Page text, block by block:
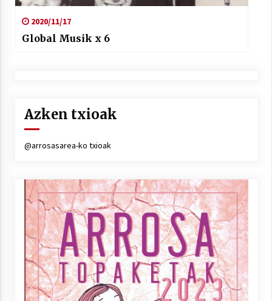
2020/11/17
Global Musik x 6
Azken txioak
@arrosasarea-ko txioak